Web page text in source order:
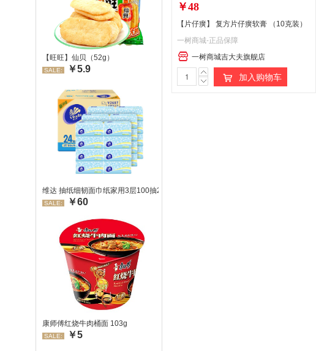
【旺旺】仙贝（52g）
SALE: ￥5.9
维达 抽纸细韧面巾纸家用3层100抽24包/箱 超值装 偏远地区不发货偏远地区:(含新
SALE: ￥60
康师傅红烧牛肉桶面 103g
SALE: ￥5
￥48
【片仔癀】 复方片仔癀软膏 （10克装）
一树商城-正品保障
一树商城吉大夫旗舰店
加入购物车